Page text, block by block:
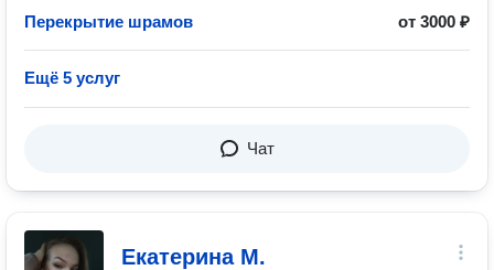
Перекрытие шрамов от 3000 ₽
Ещё 5 услуг
Чат
Екатерина М.